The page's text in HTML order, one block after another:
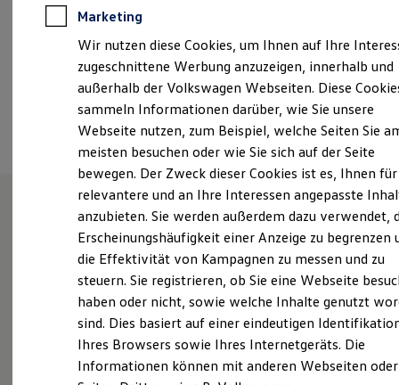
Reparatur & Service
Sommer-Special
Reparatur, Pflege & Inspektion
Servicetermin anfragen
Service-Vorteile bei Volkswagen Nutzfahrzeuge
ServicePlus
Economy Service
Räder & Reifen Service
Ersatzfahrzeuge
Notdienst und Pannenhilfe
Software, Konnektivität & Apps
California App
VW Connect für Ihren Transporter/Caravelle
VW Connect für Ihren Amarok
VW Connect für andere Modelle
Fleet Interface Data
Multistop Pathfinder
Übersicht Software Updates
Digitales Bordbuch
Fahrerassistenz- und Sicherheitssysteme
+49 5251 5040
Ansprechpartner
Termin vereinbaren
Unsere Leistungenim
Überblick
Neuwagen
Nutzfahrzeuge
Neuwagen Caddy - Multivan -
California
Marketing
Wir nutzen diese Cookies, um Ihnen auf Ihre
zugeschnittene Werbung anzuzeigen, innerhalb und
außerhalb der Volkswagen Webseiten. Diese
sammeln Informationen darüber, wie Sie unsere
Webseite nutzen, zum Beispiel, welche Seiten Sie
meisten besuchen oder wie Sie sich auf der Seite
bewegen. Der Zweck dieser Cookies ist es, Ihnen für
relevantere und an Ihre Interessen angepasste
anzubieten. Sie werden außerdem dazu verwendet,
Erscheinungshäufigkeit einer Anzeige zu begrenzen
die Effektivität von Kampagnen zu messen und zu
steuern. Sie registrieren, ob Sie eine Webseite
haben oder nicht, sowie welche Inhalte genutzt
sind. Dies basiert auf einer eindeutigen
Ihres Browsers sowie Ihres Internetgeräts. Die
Informationen können mit anderen Webseiten oder